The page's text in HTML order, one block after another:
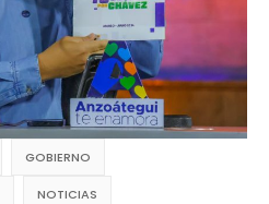
GOBIERNO
NOTICIAS